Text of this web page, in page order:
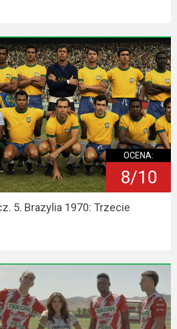
OCENA:
8/10
5. Brazylia 1970: Trzecie